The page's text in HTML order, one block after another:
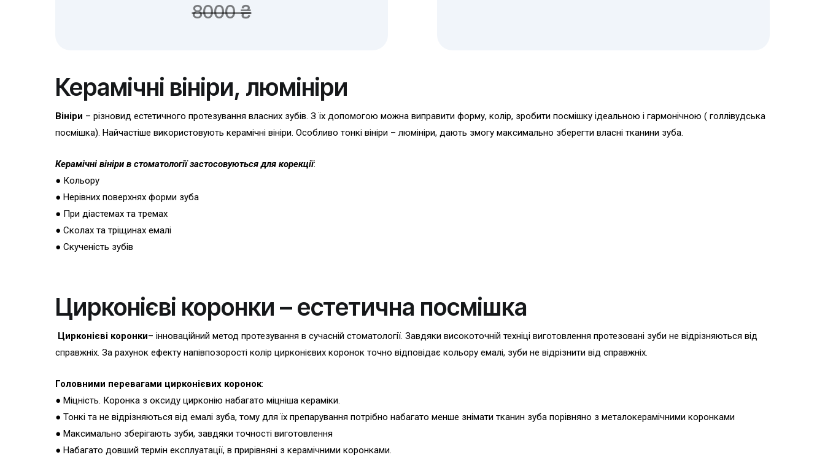
8000 ₴
Керамічні вініри, люмініри
Вініри – різновид естетичного протезування власних зубів. З їх допомогою можна виправити форму, колір, зробити посмішку ідеальною і гармонічною ( голлівудська
посмішка). Найчастіше використовують керамічні вініри. Особливо тонкі вініри – люмініри, дають змогу максимально зберегти власні тканини зуба.
Керамічні вініри в стоматології застосовуються для корекції:
● Кольору
● Нерівних поверхнях форми зуба
● При діастемах та тремах
● Сколах та тріщинах емалі
● Скученість зубів
Цирконієві коронки – естетична посмішка
Цирконієві коронки– інноваційний метод протезування в сучасній стоматології. Завдяки високоточній техніці виготовлення протезовані зуби не відрізняються від
справжніх. За рахунок ефекту напівпозорості колір цирконієвих коронок точно відповідає кольору емалі, зуби не відрізнити від справжніх.
Головними перевагами цирконієвих коронок:
● Міцність. Коронка з оксиду цирконію набагато міцніша кераміки.
● Тонкі та не відрізняються від емалі зуба, тому для їх препарування потрібно набагато менше знімати тканин зуба порівняно з металокерамічними коронками
● Максимально зберігають зуби, завдяки точності виготовлення
● Набагато довший термін експлуатації, в прирівняні з керамічними коронками.